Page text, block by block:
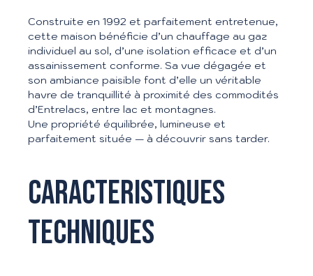
Construite en 1992 et parfaitement entretenue,
cette maison bénéficie d’un chauffage au gaz
individuel au sol, d’une isolation efficace et d’un
assainissement conforme. Sa vue dégagée et
son ambiance paisible font d’elle un véritable
havre de tranquillité à proximité des commodités
d’Entrelacs, entre lac et montagnes.
Une propriété équilibrée, lumineuse et
parfaitement située — à découvrir sans tarder.
Caracteristiques
techniques